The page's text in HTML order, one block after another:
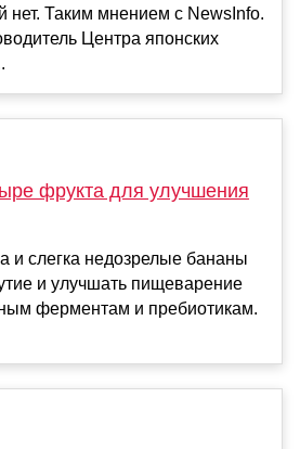
нет. Таким мнением с NewsInfo.
Центра японских
фрукта для улучшения
и слегка недозрелые бананы
и улучшать пищеварение
ферментам и пребиотикам.